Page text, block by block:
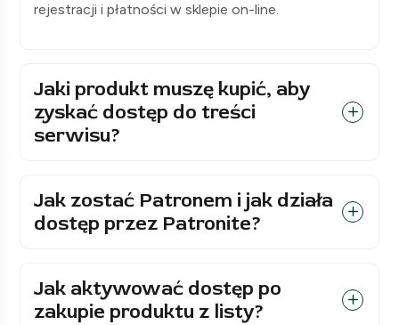
rejestracji i płatności w sklepie on-line.
Jaki produkt muszę kupić, aby
zyskać dostęp do treści
serwisu?
Jak zostać Patronem i jak działa
dostęp przez Patronite?
Jak aktywować dostęp po
zakupie produktu z listy?